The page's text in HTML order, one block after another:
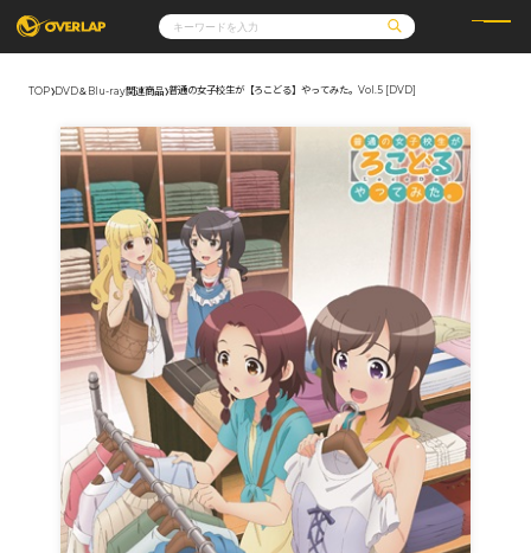
コミッククリエ
LiQulle
ラブパルフェ
ノベルス
ロサージュノベルス
その他
コミックエッセイ
ポケットモンスター
アニメ
ゲーム
通販・NEWS
OVERLAP STORE
オーバーラップ広報室
企業
会社概要
採用情報
アクセス
オーバーラップホールディングス
お問い合わせはこちら
オーバーラップ文庫
オーバーラップノベルス
オーバーラップノベルスf
TOP DVD＆Blu-ray関連商品 普通の女子校生が【ろこどる】やってみた。Vol.5 [DVD]